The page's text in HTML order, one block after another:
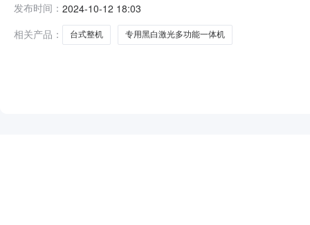
整机长城/GREATWALL世恒ZD120A2套
发布时间： 2024-10-12 18:03
相关产品：
台式整机 专用黑白激光多功能一体机